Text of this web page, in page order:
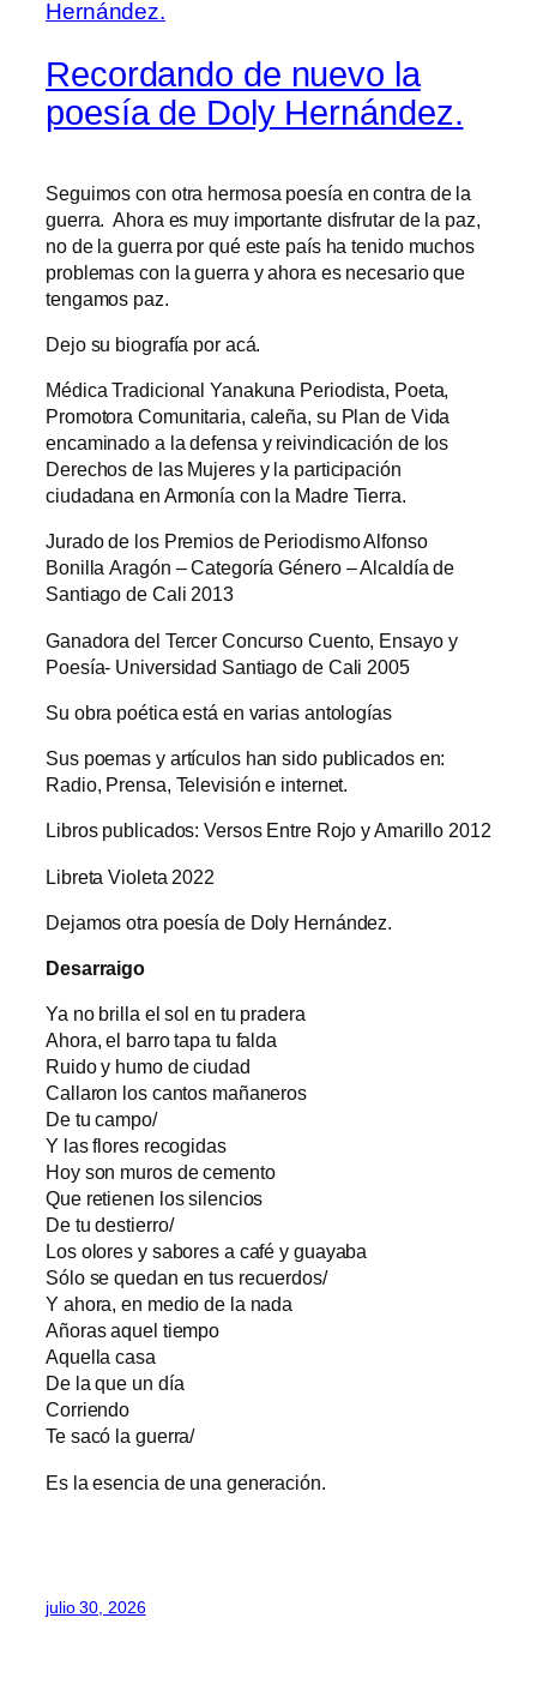
Recordando de nuevo la
poesía de Doly Hernández.
Seguimos con otra hermosa poesía en contra de la
guerra. Ahora es muy importante disfrutar de la paz,
no de la guerra por qué este país ha tenido muchos
problemas con la guerra y ahora es necesario que
tengamos paz.
Dejo su biografía por acá.
Médica Tradicional Yanakuna Periodista, Poeta,
Promotora Comunitaria, caleña, su Plan de Vida
encaminado a la defensa y reivindicación de los
Derechos de las Mujeres y la participación
ciudadana en Armonía con la Madre Tierra.
Jurado de los Premios de Periodismo Alfonso
Bonilla Aragón – Categoría Género – Alcaldía de
Santiago de Cali 2013
Ganadora del Tercer Concurso Cuento, Ensayo y
Poesía- Universidad Santiago de Cali 2005
Su obra poética está en varias antologías
Sus poemas y artículos han sido publicados en:
Radio, Prensa, Televisión e internet.
Libros publicados: Versos Entre Rojo y Amarillo 2012
Libreta Violeta 2022
Dejamos otra poesía de Doly Hernández.
Desarraigo
Ya no brilla el sol en tu pradera
Ahora, el barro tapa tu falda
Ruido y humo de ciudad
Callaron los cantos mañaneros
De tu campo/
Y las flores recogidas
Hoy son muros de cemento
Que retienen los silencios
De tu destierro/
Los olores y sabores a café y guayaba
Sólo se quedan en tus recuerdos/
Y ahora, en medio de la nada
Añoras aquel tiempo
Aquella casa
De la que un día
Corriendo
Te sacó la guerra/
Es la esencia de una generación.
julio 30, 2026